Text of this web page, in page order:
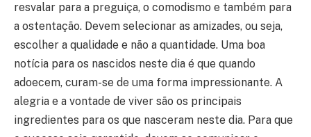
resvalar para a preguiça, o comodismo e também para
a ostentação. Devem selecionar as amizades, ou seja,
escolher a qualidade e não a quantidade. Uma boa
notícia para os nascidos neste dia é que quando
adoecem, curam-se de uma forma impressionante. A
alegria e a vontade de viver são os principais
ingredientes para os que nasceram neste dia. Para que